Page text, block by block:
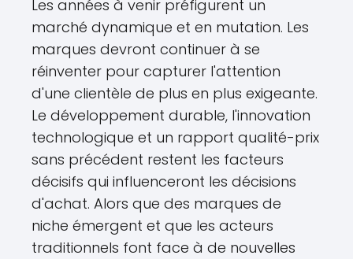
Les années à venir préfigurent un
marché dynamique et en mutation. Les
marques devront continuer à se
réinventer pour capturer l'attention
d'une clientèle de plus en plus exigeante.
Le développement durable, l'innovation
technologique et un rapport qualité-prix
sans précédent restent les facteurs
décisifs qui influenceront les décisions
d'achat. Alors que des marques de
niche émergent et que les acteurs
traditionnels font face à de nouvelles